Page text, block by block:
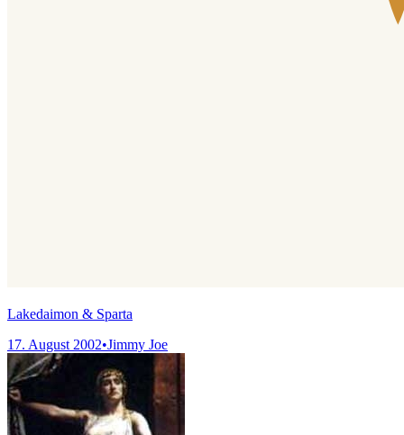
Lakedaimon & Sparta
17. August 2002•Jimmy Joe